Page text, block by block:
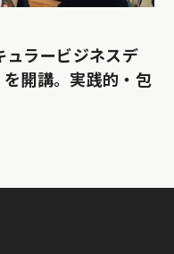
ュラービジネスデ
開講。実践的・包